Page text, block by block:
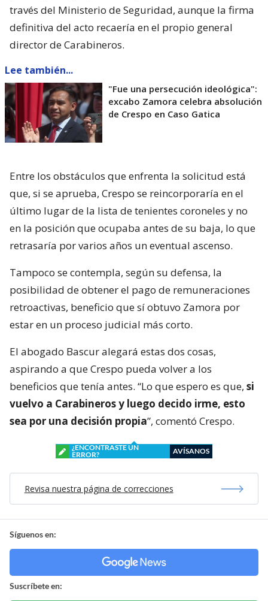
través del Ministerio de Seguridad, aunque la firma
definitiva del acto recaería en el propio general
director de Carabineros.
Lee también...
"Fue una persecución ideológica":
excabo Zamora celebra absolución
de Crespo en Caso Gatica
Entre los obstáculos que enfrenta la solicitud está
que, si se aprueba, Crespo se reincorporaría en el
último lugar de la lista de tenientes coroneles y no
en la posición que ocupaba antes de su baja, lo que
retrasaría por varios años un eventual ascenso.
Tampoco se contempla, según su defensa, la
posibilidad de obtener el pago de remuneraciones
retroactivas, beneficio que sí obtuvo Zamora por
estar en un proceso judicial más corto.
El abogado Bascur alegará estas dos cosas,
aspirando a que Crespo pueda volver a los
beneficios que tenía antes. “Lo que espero es que, si
vuelvo a Carabineros y luego decido irme, esto
sea por una decisión propia”, comentó Crespo.
¿ENCONTRASTE UN
ERROR?
AVÍSANOS
Revisa nuestra página de correcciones
Síguenos en:
Suscríbete en: